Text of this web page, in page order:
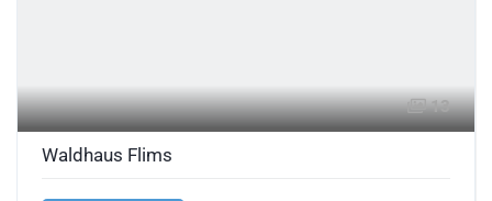
13
Waldhaus Flims